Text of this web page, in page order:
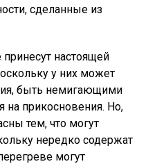
сделанные из
настоящей
у них может
быть немигающими
на прикосновения. Но,
тем, что могут
нередко содержат
могут